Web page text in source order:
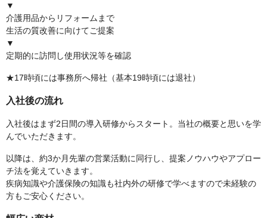
▼
介護用品からリフォームまで
生活の質改善に向けてご提案
▼
定期的に訪問し使用状況等を確認
★17時頃には事務所へ帰社（基本19時頃には退社）
入社後の流れ
入社後はまず2日間の導入研修からスタート。当社の概要と思いを学
んでいただきます。
以降は、約3か月先輩の営業活動に同行し、提案ノウハウやアプロー
チ法を覚えていきます。
疾病知識や介護保険の知識も社内外の研修で学べますので未経験の
方もご安心ください。